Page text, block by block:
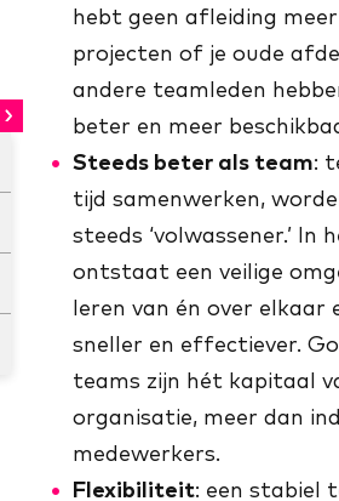
hebt geen afleiding
projecten of je oude
andere teamleden
beter en meer
Steeds beter als team:
tijd samenwerken,
steeds ‘volwassener.’ In
ontstaat een veilige
leren van én over elkaar
sneller en effectiever.
teams zijn hét kapitaal
organisatie, meer dan
medewerkers.
Flexibiliteit: een stabiel